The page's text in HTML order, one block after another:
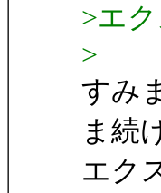
>エ
>
すみ
ま続
エク